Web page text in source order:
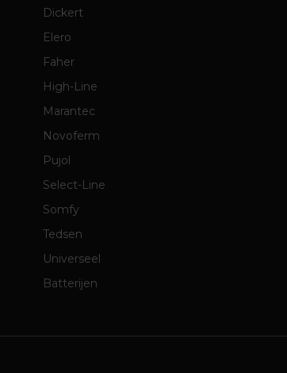
Dickert
Elero
Faher
High-Line
Marantec
Novoferm
Pujol
Select-Line
Somfy
Tedsen
Universeel
Batterijen